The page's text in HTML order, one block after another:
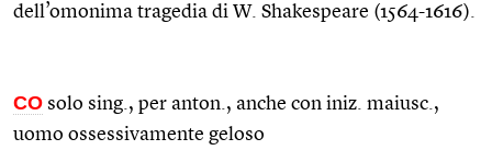
dell’omonima tragedia di W. Shakespeare (1564-1616).
CO solo sing., per anton., anche con iniz. maiusc.,
uomo ossessivamente geloso